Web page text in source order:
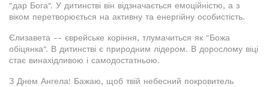
"дар Бога". У дитинстві він відзначається емоційністю, а з
віком перетворюється на активну та енергійну особистість.
Єлизавета -- єврейське коріння, тлумачиться як "Божа
обіцянка". В дитинстві є природним лідером. В дорослому віці
стає винахідливою і самодостатньою.
З Днем Ангела! Бажаю, щоб твій небесний покровитель